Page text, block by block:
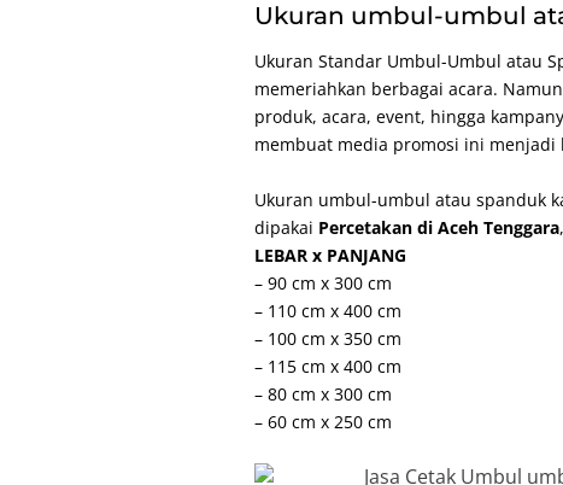
Ukuran umbul-umbul
Ukuran Standar Umbul-Umbul atau
memeriahkan berbagai acara.
produk, acara, event, hingga
membuat media promosi ini
Ukuran umbul-umbul atau spanduk
dipakai Percetakan di Aceh Tenggara
LEBAR x PANJANG
– 90 cm x 300 cm
– 110 cm x 400 cm
– 100 cm x 350 cm
– 115 cm x 400 cm
– 80 cm x 300 cm
– 60 cm x 250 cm